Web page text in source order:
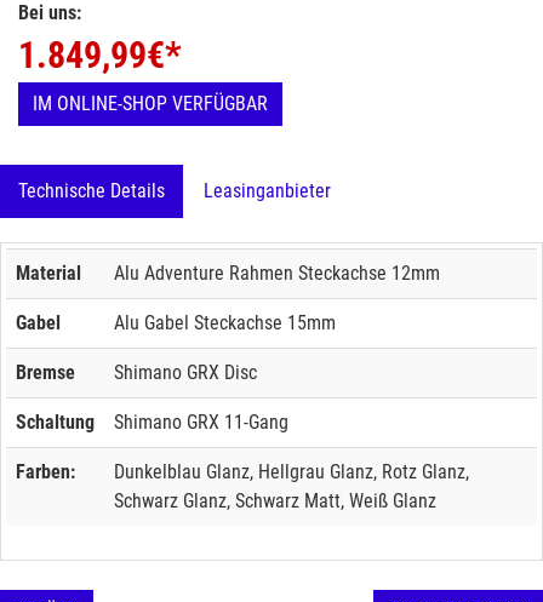
Bei uns:
1.849,99€*
IM ONLINE-SHOP VERFÜGBAR
Technische Details Leasinganbieter
Material Alu Adventure Rahmen Steckachse 12mm
Gabel Alu Gabel Steckachse 15mm
Bremse Shimano GRX Disc
Schaltung Shimano GRX 11-Gang
Farben:
Dunkelblau Glanz, Hellgrau Glanz, Rotz Glanz,
Schwarz Glanz, Schwarz Matt, Weiß Glanz